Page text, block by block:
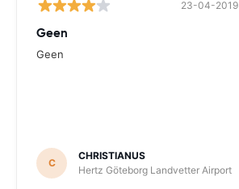
23-04-2019
Geen
Geen
C
CHRISTIANUS
Hertz Göteborg Landvetter Airport